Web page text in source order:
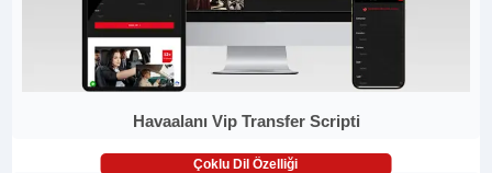
Havaalanı Vip Transfer Scripti
Çoklu Dil Özelliği